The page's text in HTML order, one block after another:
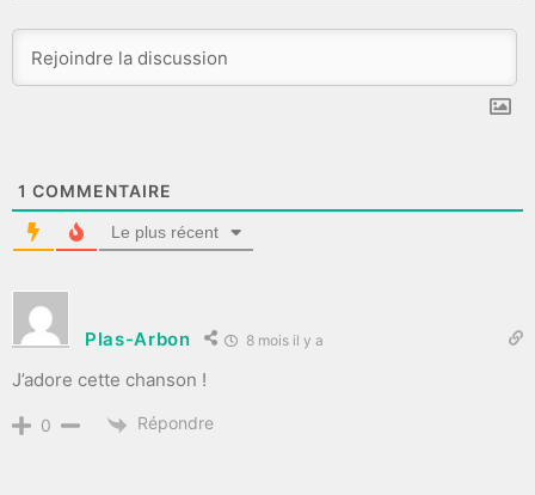
1 COMMENTAIRE
Le plus récent
Plas-Arbon 8 mois il y a
J’adore cette chanson !
0 Répondre